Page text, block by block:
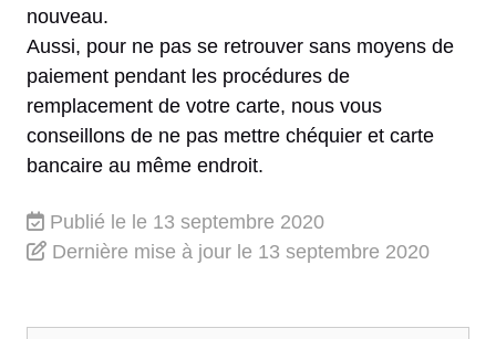
nouveau.
Aussi, pour ne pas se retrouver sans moyens de
paiement pendant les procédures de
remplacement de votre carte, nous vous
conseillons de ne pas mettre chéquier et carte
bancaire au même endroit.
Publié le le 13 septembre 2020
Dernière mise à jour le 13 septembre 2020